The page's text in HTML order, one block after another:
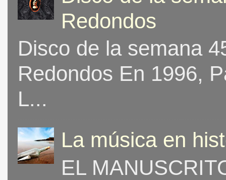
Redondos
Disco de la semana
Redondos En 1996,
L...
La música en
EL